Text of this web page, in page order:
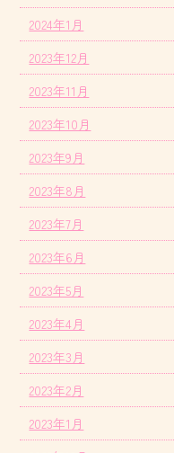
2024年1月
2023年12月
2023年11月
2023年10月
2023年9月
2023年8月
2023年7月
2023年6月
2023年5月
2023年4月
2023年3月
2023年2月
2023年1月